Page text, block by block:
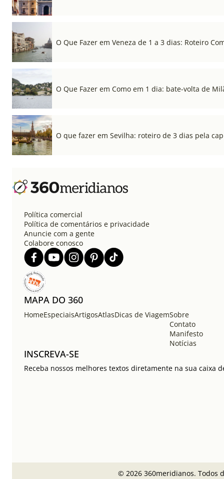
O Que Fazer em Veneza de 1 a 3 dias: Roteiro
O Que Fazer em Como em 1 dia: bate-volta de
O que fazer em Sevilha: roteiro de 3 dias pela
Política comercial
Política de comentários e privacidade
Anuncie com a gente
Colabore conosco
MAPA DO 360
HomeEspeciaisArtigosAtlasDicas de ViagemSobre
Contato
Manifesto
Notícias
INSCREVA-SE
Receba nossos melhores textos diretamente na sua caixa
© 2026 360meridianos. Todos